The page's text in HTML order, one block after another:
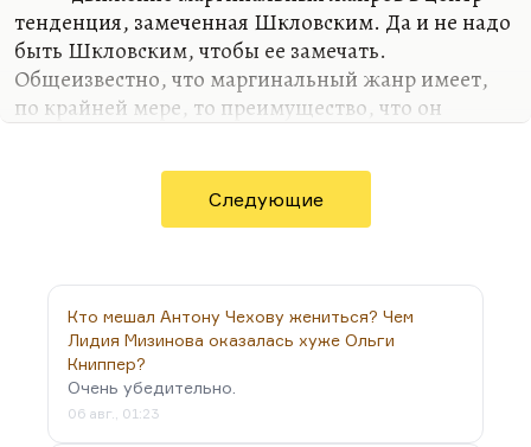
тенденция, замеченная Шкловским. Да и не надо
быть Шкловским, чтобы ее замечать.
Общеизвестно, что маргинальный жанр имеет,
по крайней мере, то преимущество, что он
маргинальная, альбомная, мадригальная лирика
(мадригально-маргинальная) двинулась в центр и
оттеснила философскую поэзию, оду и эпос, – это
желания говорить красиво, но это было
выдвижение в мейнстрим живого человеческого
чувства, а не официально предписанного.
И конечно, Пушкин, который именно на
любовной лирике, беспринципно откровенной,
сделал себе…
Следующие
Кто мешал Антону Чехову жениться? Чем
Лидия Мизинова оказалась хуже Ольги
Книппер?
Очень убедительно.
06 авг., 01:23